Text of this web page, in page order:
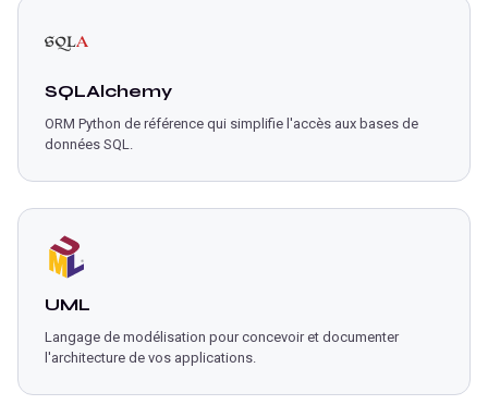
SQLAlchemy
ORM Python de référence qui simplifie l'accès aux bases de
données SQL.
UML
Langage de modélisation pour concevoir et documenter
l'architecture de vos applications.